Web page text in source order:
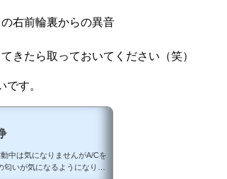
右前輪裏からの異音
きたら取っておいてください（笑）
す。
中は気になりませんがA/Cを
いが気になるようになりま